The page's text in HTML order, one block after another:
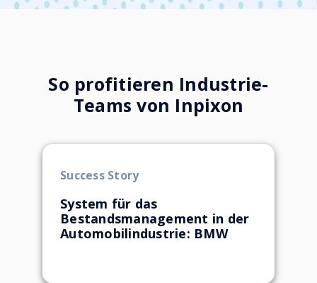
Lücken schließen:
Ursachenanalyse in kürzerer Zeit:
Prädiktive Einblicke:
So profitieren Industrie-
Teams von Inpixon
Success Story
System für das
Bestandsmanagement in der
Automobilindustrie: BMW